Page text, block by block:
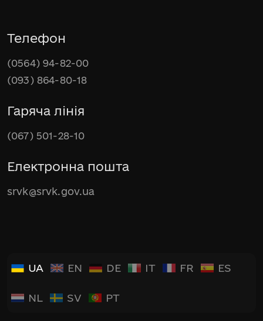
Телефон
(0564) 94-82-00
(093) 864-80-18
Гаряча лінія
(067) 501-28-10
Електронна пошта
srvk@srvk.gov.ua
UA EN DE IT FR ES
NL SV PT